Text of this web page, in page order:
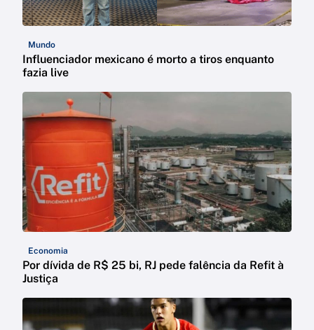
Mundo
Influenciador mexicano é morto a tiros enquanto
fazia live
Economia
Por dívida de R$ 25 bi, RJ pede falência da Refit à
Justiça